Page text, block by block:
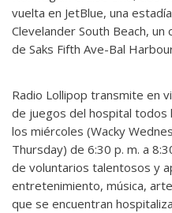
vuelta en JetBlue, una
Clevelander South Beach,
de Saks Fifth Ave-Bal
Radio Lollipop transmite en
de juegos del hospital
los miércoles (Wacky
Thursday) de 6:30 p. m. a
de voluntarios talentosos y
entretenimiento, música,
que se encuentran